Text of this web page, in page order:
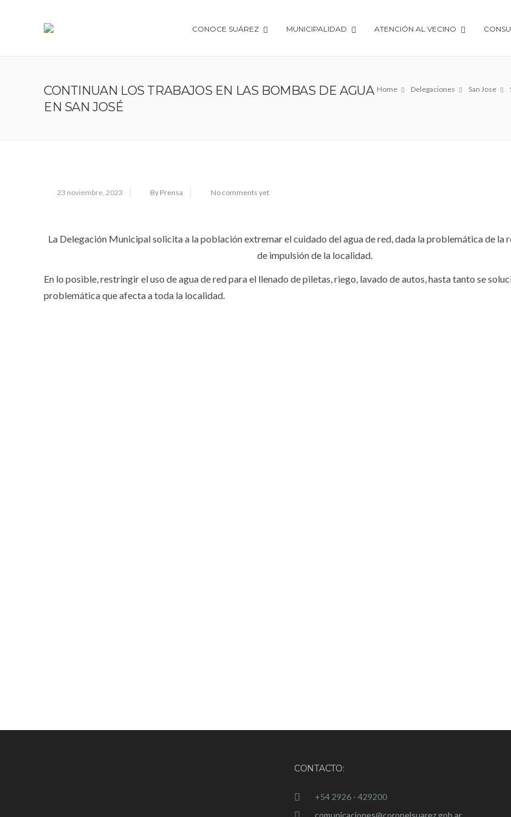
CONOCE SUÁREZ MUNICIPALIDAD ATENCIÓN AL VECINO
Home Delegaciones San Jose
CONTINUAN LOS TRABAJOS EN LAS BOMBAS DE AGUA
EN SAN JOSÉ
23 noviembre, 2023 By Prensa No comments yet
La Delegación Municipal solicita a la población extremar el cuidado del agua de red, dada la problemática de la
de impulsión de la localidad.
En lo posible, restringir el uso de agua de red para el llenado de piletas, riego, lavado de autos, hasta tanto se
problemática que afecta a toda la localidad.
CONTACTO:
+54 2926 - 429200
comunicaciones@coronelsuarez.gob.ar